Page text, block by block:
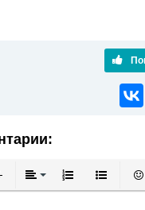
Выравнивание
Нумерованный